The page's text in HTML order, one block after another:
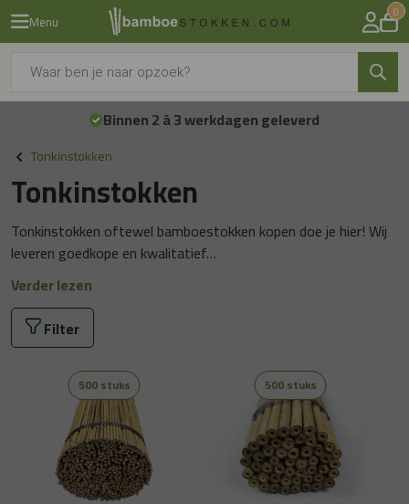
Menu 0
zoeken
Binnen 2 à 3 werkdagen geleverd
Tonkinstokken
Tonkinstokken
Tonkinstokken oftewel bamboestokken kopen doe je hier! Wij
leveren goedkope en kwalitatief…
Verder lezen
Filter
500 stuks 500 stuks